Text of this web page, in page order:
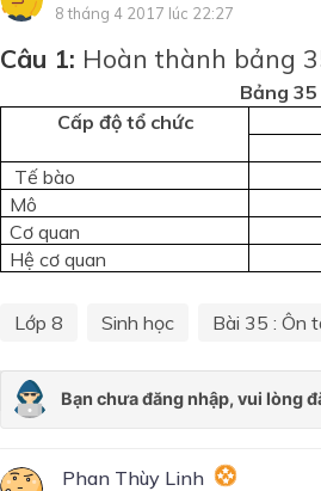
8 tháng 4 2017 lúc 22:27
Câu 1: Hoàn thành bảng
Bảng
Cấp độ tổ chức
Tế bào
Mô
Cơ quan
Hệ cơ quan
Lớp 8 Sinh học Bài 35 : Ôn
Phan Thùy Linh